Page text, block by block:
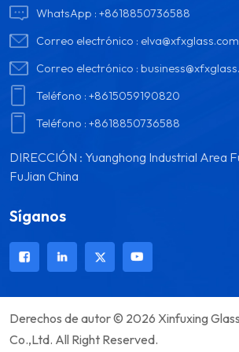
WhatsApp :+8618850736588
Correo electrónico : elva@xfxglass.com
Correo electrónico :
Teléfono :+8615059190820
Teléfono :+8618850736588
DIRECCIÓN : Yuanghong Industrial Area
FuJian China
Síganos
Derechos de autor © 2026 Xinfuxing
Co.,Ltd. All Right Reserved.